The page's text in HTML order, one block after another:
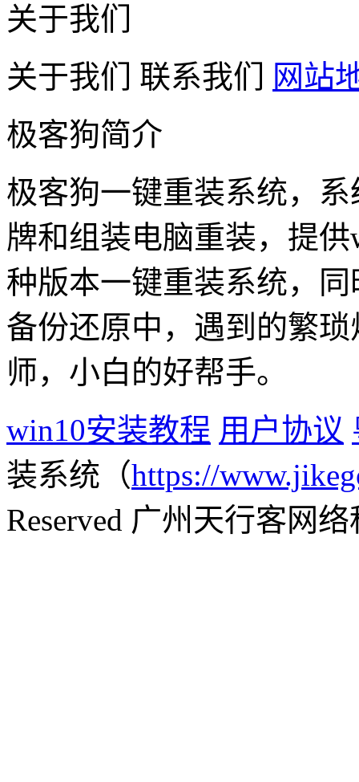
关于我们
关于我们
联系我们
网站
极客狗简介
极客狗一键重装系统，
牌和组装电脑重装，提
种版本一键重装系统，
备份还原中，遇到的繁
师，小白的好帮手。
win10安装教程 用户协议
装系统（https://
Reserved 广州天行客网